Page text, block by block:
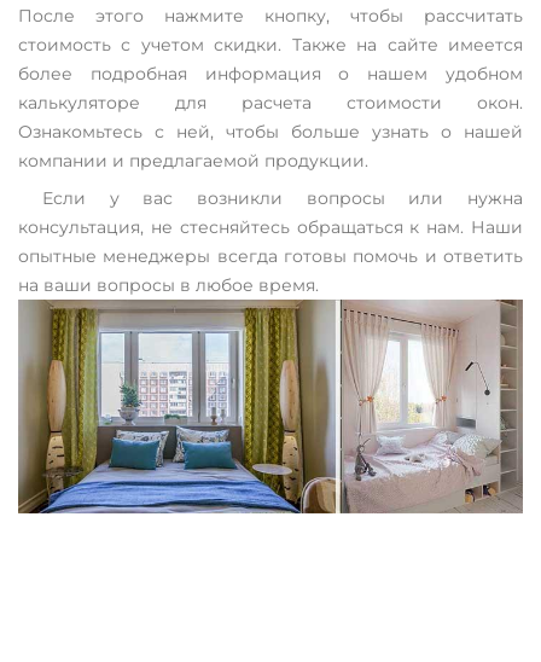
После этого нажмите кнопку, чтобы рассчитать
стоимость с учетом скидки. Также на сайте имеется
более подробная информация о нашем удобном
калькуляторе для расчета стоимости окон.
Ознакомьтесь с ней, чтобы больше узнать о нашей
компании и предлагаемой продукции.
Если у вас возникли вопросы или нужна
консультация, не стесняйтесь обращаться к нам. Наши
опытные менеджеры всегда готовы помочь и ответить
на ваши вопросы в любое время.